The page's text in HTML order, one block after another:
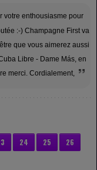
votre enthousiasme pour
:-) Champagne First va
que vous aimerez aussi
Libre - Dame Más, en
merci. Cordialement,
24 25 26